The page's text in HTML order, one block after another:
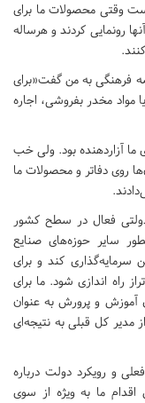
وقتی محصولات ما برای
رونمایی کردند و هرساله
فرهنگی به من گفت«برای
مواد مخدر بفروشی، اجاره
ما آزاردهنده بود. ولی خب
روی دفاتر و محصولات ما
فعال در سطح کشور
سایر حوزه‌های صنایع
سرمایه‌گذاری کند و برای
راه اندازی شود. ما برای
۳ ساله با اداره کل آموزش و پرورش به عنوان
مدیر کل قبلی به نتیجه‌ای
و رویکرد دولت درباره
اقدام ما به ویژه از سوی